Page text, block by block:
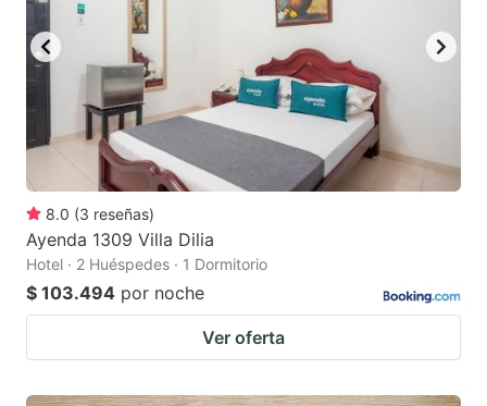
8.0 (3 reseñas)
Ayenda 1309 Villa Dilia
Hotel · 2 Huéspedes · 1 Dormitorio
$ 103.494 por noche
Ver oferta